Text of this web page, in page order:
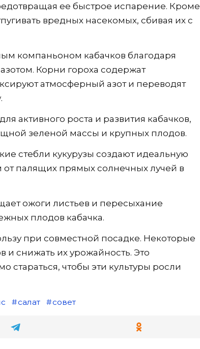
ее быстрое испарение. Кроме
вредных насекомых, сбивая их с
компаньоном кабачков благодаря
Корни гороха содержат
атмосферный азот и переводят
активного роста и развития кабачков,
зеленой массы и крупных плодов.
стебли кукурузы создают идеальную
от палящих прямых солнечных лучей в
ожоги листьев и пересыхание
плодов кабачка.
при совместной посадке. Некоторые
и снижать их урожайность. Это
стараться, чтобы эти культуры росли
салат совет